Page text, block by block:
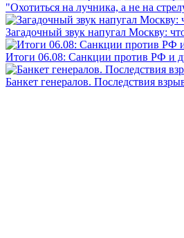
"Охотиться на лучника, а не на
Загадочный звук напугал Москву:
Итоги 06.08: Санкции против РФ и
Банкет генералов. Последствия